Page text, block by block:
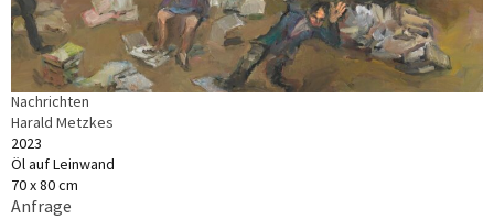
Nachrichten
Harald Metzkes
2023
Öl auf Leinwand
70 x 80 cm
Anfrage